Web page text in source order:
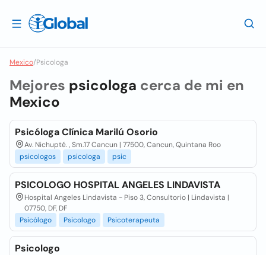
Mexico/Psicologa
Mejores psicologa cerca de mi en
Mexico
Psicóloga Clínica Marilú Osorio
Av. Nichupté. , Sm.17 Cancun | 77500, Cancun, Quintana Roo
psicologos
psicologa psic
PSICOLOGO HOSPITAL ANGELES LINDAVISTA
Hospital Angeles Lindavista - Piso 3, Consultorio | Lindavista |
07750, DF, DF
Psicólogo
Psicologo Psicoterapeuta
Psicologo